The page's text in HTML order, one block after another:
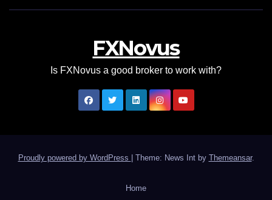
FXNovus
Is FXNovus a good broker to work with?
Proudly powered by WordPress Theme: News Int by Themeansar.
Home